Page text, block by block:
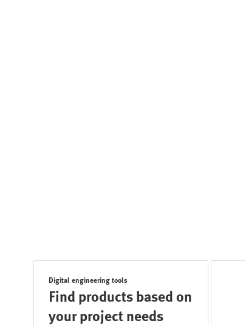
Digital engineering tools
Find products based on
your project needs